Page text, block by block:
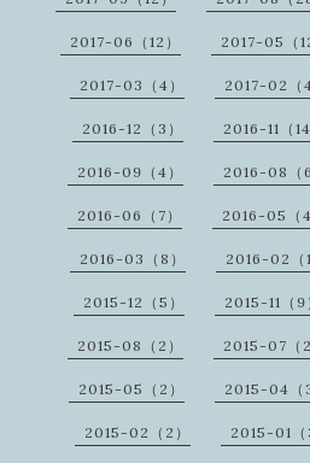
2017-06（12） 2017-05（
2017-03（4） 2017-02（4
2016-12（3） 2016-11（14
2016-09（4） 2016-08（6
2016-06（7） 2016-05（4
2016-03（8） 2016-02（1
2015-12（5） 2015-11（9
2015-08（2） 2015-07（2
2015-05（2） 2015-04（3
2015-02（2） 2015-01（